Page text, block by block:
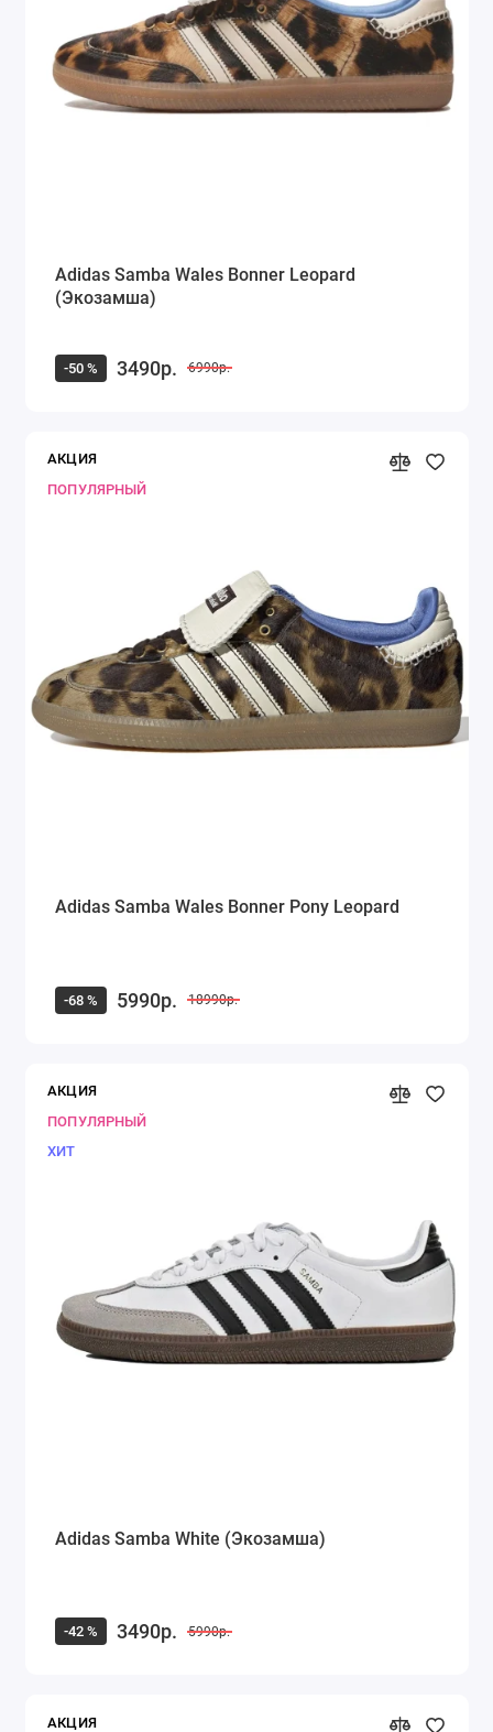
Adidas Samba Wales Bonner Leopard
(Экозамша)
-50 % 3490р. 6990р.
АКЦИЯ
ПОПУЛЯРНЫЙ
Adidas Samba Wales Bonner Pony Leopard
-68 % 5990р. 18990р.
АКЦИЯ
ПОПУЛЯРНЫЙ
ХИТ
Adidas Samba White (Экозамша)
-42 % 3490р. 5990р.
АКЦИЯ